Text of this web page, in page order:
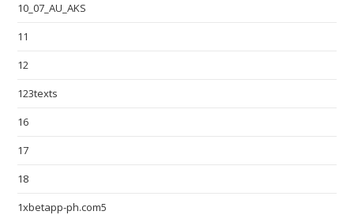
10_07_AU_AKS
11
12
123texts
16
17
18
1xbetapp-ph.com5